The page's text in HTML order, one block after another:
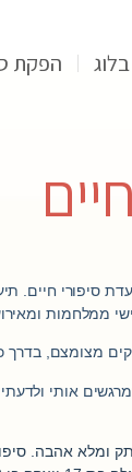
בלוג הפקת
סיפורי
ממלחמות
עותקים. ספרים לדורות שעדיין לא
אותי
ומלא אהבה.